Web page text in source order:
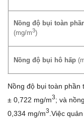
Nồng độ bụi toàn
(mg/m3)
Nồng độ bụi hô hấp
Nồng độ bụi toàn
± 0,722 mg/m3; và
0,334 mg/m3 .Việc